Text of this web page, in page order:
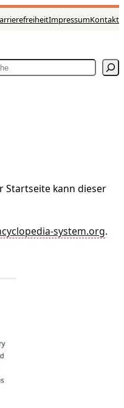
ImpressumKontakt
Startseite kann dieser
system.org.